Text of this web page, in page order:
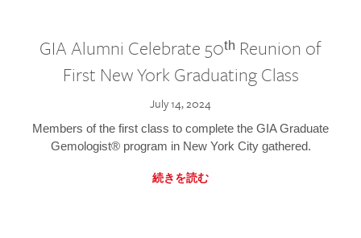
GIA Alumni Celebrate 50ᵗʰ Reunion of
First New York Graduating Class
July 14, 2024
Members of the first class to complete the GIA Graduate
Gemologist® program in New York City gathered.
続きを読む